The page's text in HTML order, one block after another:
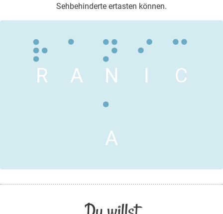
Sehbehinderte ertasten können.
R A N I C
A